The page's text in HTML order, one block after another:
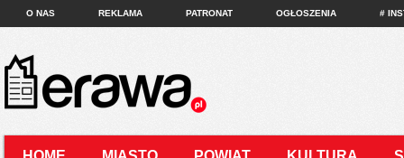
O NAS REKLAMA PATRONAT OGŁOSZENIA #